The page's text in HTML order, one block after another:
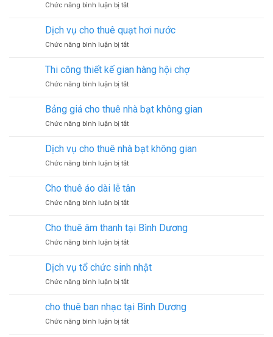
sáng
ra
kiện
Chức năng bình luận bị tắtở
loại
hình
tổ
sự
Dịch vụ cho thuê quạt hơi nước
Chức năng bình luận bị tắtở
cho
thuê
hơi
Thi công thiết kế gian hàng hội chợ
Chức năng bình luận bị tắtở
công
thiết
kế
hàng
chợ
Bảng giá cho thuê nhà bạt không gian
Chức năng bình luận bị tắtở
giá
cho
thuê
bạt
gian
Dịch vụ cho thuê nhà bạt không gian
Chức năng bình luận bị tắtở
vụ
cho
thuê
bạt
không
gian
Cho thuê áo dài lễ tân
Chức năng bình luận bị tắtở
thuê
áo
dài
tân
Cho thuê âm thanh tại Bình Dương
Chức năng bình luận bị tắtở
thuê
âm
thanh
Bình
Dương
Dịch vụ tổ chức sinh nhật
Chức năng bình luận bị tắtở
vụ
tổ
chức
cho thuê ban nhạc tại Bình Dương
Chức năng bình luận bị tắtở